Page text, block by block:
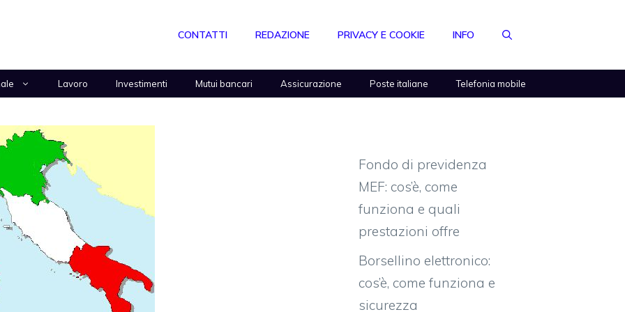
CONTATTI REDAZIONE PRIVACY E COOKIE INFO
Lavoro Investimenti Mutui bancari Assicurazione Poste italiane Telefonia mobile
Fondo di previdenza
MEF: cos’è, come
funziona e quali
prestazioni offre
Borsellino elettronico:
cos’è, come funziona e
sicurezza